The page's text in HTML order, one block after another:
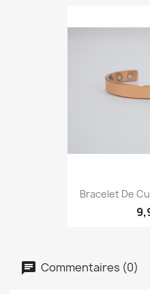
Bracelet De
Commentaires (0)